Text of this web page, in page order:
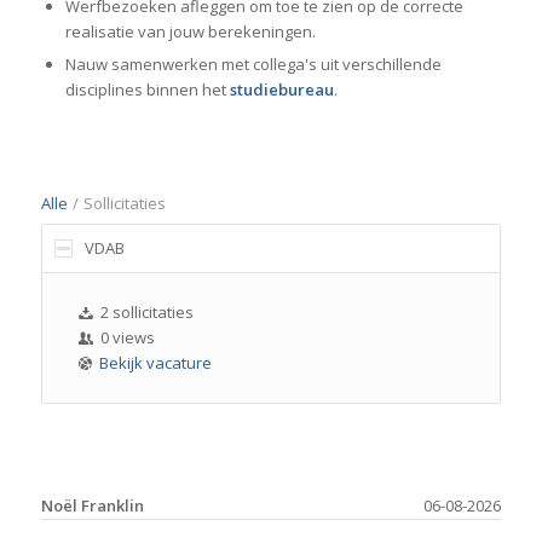
Werfbezoeken afleggen om toe te zien op de correcte
realisatie van jouw berekeningen.
Nauw samenwerken met collega's uit verschillende
disciplines binnen hetstudiebureau.
Alle / Sollicitaties
VDAB
2 sollicitaties
0 views
Bekijk vacature
06-08-2026
Noël Franklin